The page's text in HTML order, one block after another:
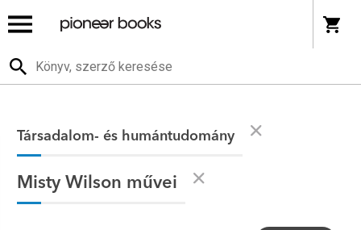
Társadalom- és humántudomány
Misty Wilson művei